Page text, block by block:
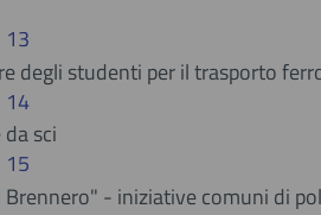
13
degli studenti per il trasporto
14
sci
15
- iniziative comuni di